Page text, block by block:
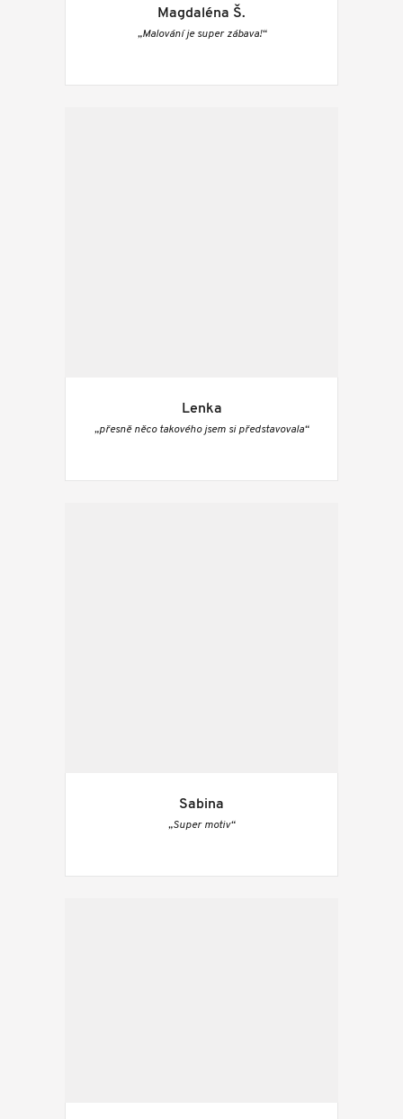
Magdaléna Š.
„Malování je super zábava!“
Lenka
„přesně něco takového jsem si představovala“
Sabina
„Super motiv“